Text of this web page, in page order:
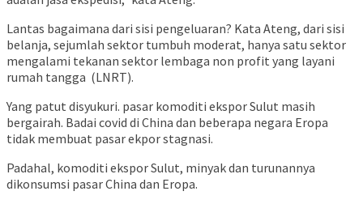
Lantas bagaimana dari sisi pengeluaran? Kata Ateng, dari sisi
belanja, sejumlah sektor tumbuh moderat, hanya satu sektor
mengalami tekanan sektor lembaga non profit yang layani
rumah tangga (LNRT).
Yang patut disyukuri. pasar komoditi ekspor Sulut masih
bergairah. Badai covid di China dan beberapa negara Eropa
tidak membuat pasar ekpor stagnasi.
Padahal, komoditi ekspor Sulut, minyak dan turunannya
dikonsumsi pasar China dan Eropa.